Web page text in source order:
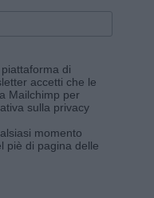
di
accetti che le
Mailchimp per
sulla privacy
momento
piè di pagina delle